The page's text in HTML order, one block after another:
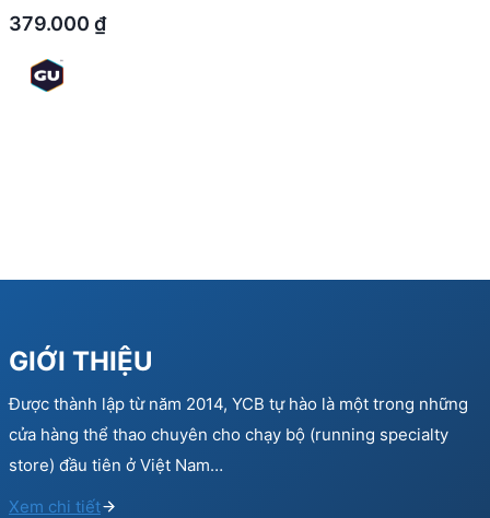
379.000 ₫
GIỚI THIỆU
Được thành lập từ năm 2014, YCB tự hào là một trong những
cửa hàng thể thao chuyên cho chạy bộ (running specialty
store) đầu tiên ở Việt Nam…
Xem chi tiết